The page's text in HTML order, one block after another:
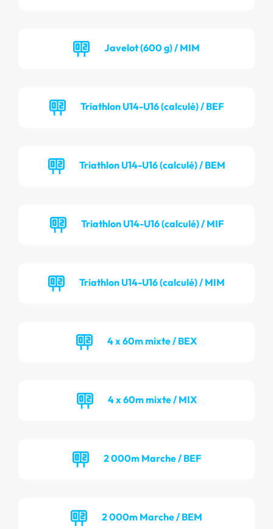
Javelot (600 g) / MIM
Triathlon U14-U16 (calculé) / BEF
Triathlon U14-U16 (calculé) / BEM
Triathlon U14-U16 (calculé) / MIF
Triathlon U14-U16 (calculé) / MIM
4 x 60m mixte / BEX
4 x 60m mixte / MIX
2 000m Marche / BEF
2 000m Marche / BEM